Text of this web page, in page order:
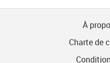
À
Charte de